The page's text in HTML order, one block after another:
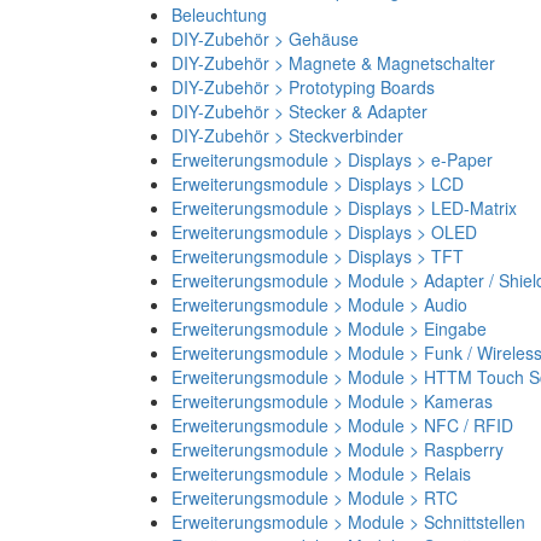
Beleuchtung
DIY-Zubehör > Gehäuse
DIY-Zubehör > Magnete & Magnetschalter
DIY-Zubehör > Prototyping Boards
DIY-Zubehör > Stecker & Adapter
DIY-Zubehör > Steckverbinder
Erweiterungsmodule > Displays > e-Paper
Erweiterungsmodule > Displays > LCD
Erweiterungsmodule > Displays > LED-Matrix
Erweiterungsmodule > Displays > OLED
Erweiterungsmodule > Displays > TFT
Erweiterungsmodule > Module > Adapter /
Erweiterungsmodule > Module > Audio
Erweiterungsmodule > Module > Eingabe
Erweiterungsmodule > Module > Funk / Wireless
Erweiterungsmodule > Module > HTTM Touch
Erweiterungsmodule > Module > Kameras
Erweiterungsmodule > Module > NFC / RFID
Erweiterungsmodule > Module > Raspberry
Erweiterungsmodule > Module > Relais
Erweiterungsmodule > Module > RTC
Erweiterungsmodule > Module > Schnittstellen